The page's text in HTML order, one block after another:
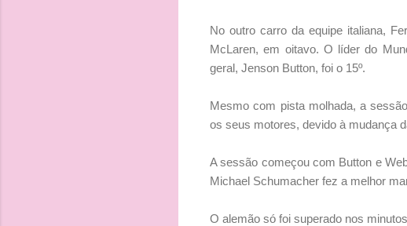
No outro carro da equipe italiana,
McLaren, em oitavo. O líder do
geral, Jenson Button, foi o 15º.
Mesmo com pista molhada, a
os seus motores, devido à mudança
A sessão começou com Button e
Michael Schumacher fez a melhor
O alemão só foi superado nos